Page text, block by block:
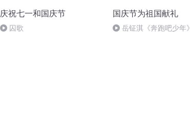
庆祝七一和国庆节
囚歌
国庆节为祖国献礼
岳钲淇《奔跑吧少年》